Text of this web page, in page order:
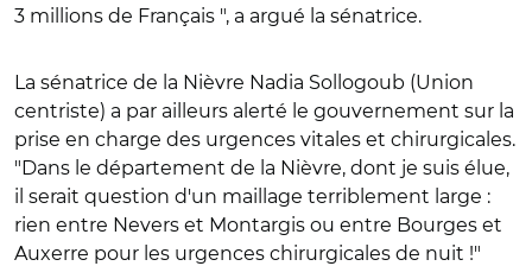
3 millions de Français ", a argué la sénatrice.
La sénatrice de la Nièvre Nadia Sollogoub (Union
centriste) a par ailleurs alerté le gouvernement sur la
prise en charge des urgences vitales et chirurgicales.
"Dans le département de la Nièvre, dont je suis élue,
il serait question d'un maillage terriblement large :
rien entre Nevers et Montargis ou entre Bourges et
Auxerre pour les urgences chirurgicales de nuit !"